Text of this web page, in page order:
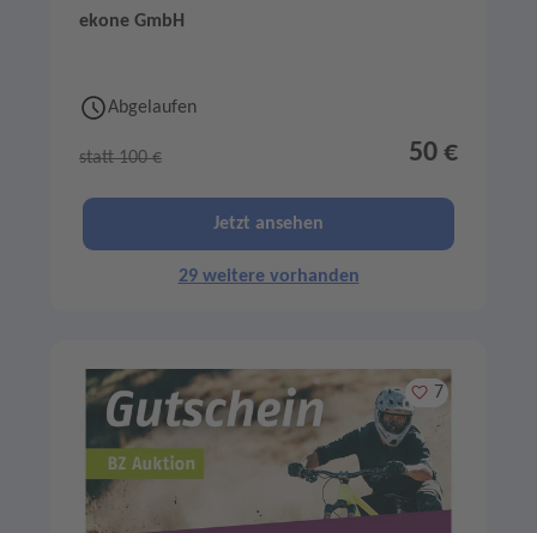
ekone GmbH
Abgelaufen
statt 100 € 50 €
Jetzt ansehen
29 weitere vorhanden
Merken
7